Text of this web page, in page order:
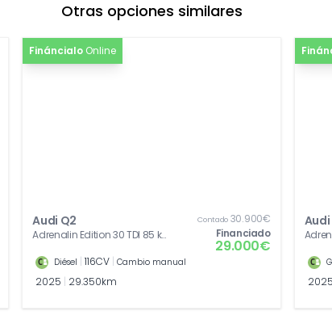
Otras opciones similares
Fináncialo Online
Audi Q2
Adrenalin Edition 30 TDI 85 kW
Contado 30.900€
Financiado
29.000€
Diésel 116CV Cambio manual
2025 29.350km
Audi
2025